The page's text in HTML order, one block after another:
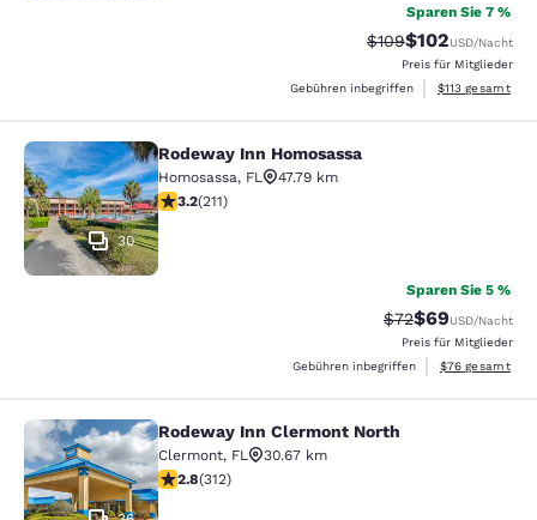
Sparen Sie 7 %
Durchgestrichener
$109Vergünstigter
$102USD/Nacht
Preis für Mitglieder
Gebühren inbegriffen
Geschätzte
$113 gesamt
Rodeway Inn Homosassa
30
Rodeway Inn Homosassa
Homosassa, FL
47.79 km
3.22-Sterne-Bewertung. Gut. 211 Bewertungen
3.2(211)
Sparen Sie 5 %
$72Vergünstigter
$69USD/Nacht
Preis für Mitglieder
Gebühren inbegriffen
Geschätzte
$76 gesamt
Rodeway Inn Clermont North
Rodeway Inn Clermont North
Clermont, FL
30.67 km
2.76-Sterne-Bewertung. Mittelmäßig. 312 Bewertungen
2.8(312)